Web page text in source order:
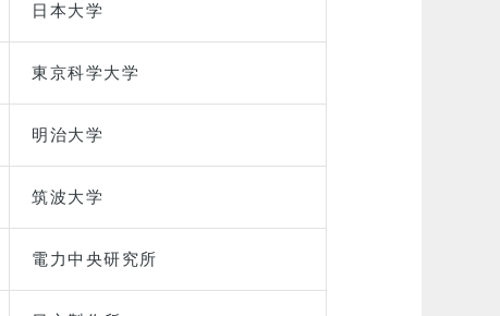
日本大学
東京科学大学
明治大学
筑波大学
電力中央研究所